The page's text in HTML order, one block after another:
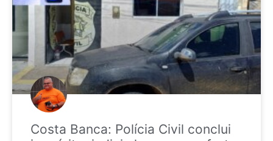
Costa Banca: Polícia Civil conclui